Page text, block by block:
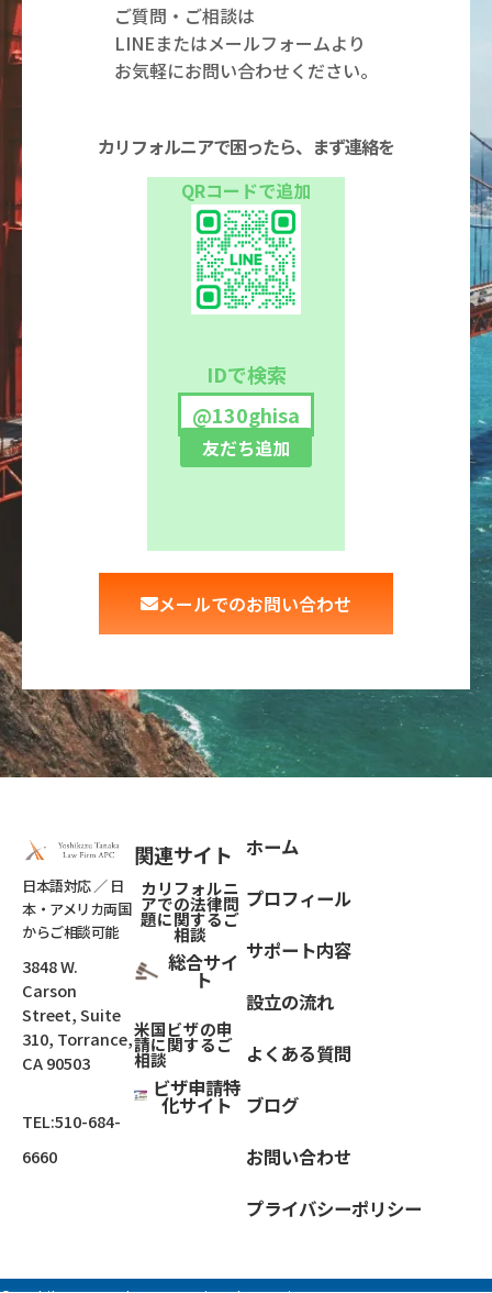
ご質問・ご相談は
LINEまたはメールフォームより
お気軽にお問い合わせください。
カリフォルニアで困ったら、まず連絡を
QRコードで追加
IDで検索
@130ghisa
友だち追加
メールでのお問い合わせ
日本語対応 ／ 日
本・アメリカ両国
からご相談可能
3848 W.
Carson
Street, Suite
310, Torrance,
CA 90503
TEL:510-684-
6660
関連サイト
カリフォルニ
アでの法律問
題に関するご
相談
総合サイ
ト
米国ビザの申
請に関するご
相談
ビザ申請特
化サイト
ホーム
プロフィール
サポート内容
設立の流れ
よくある質問
ブログ
お問い合わせ
プライバシーポリシー